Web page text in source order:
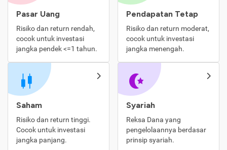
Pasar Uang
Risiko dan return rendah,
cocok untuk investasi
jangka pendek <=1 tahun.
Pendapatan Tetap
Risiko dan return moderat,
cocok untuk investasi
jangka menengah.
Saham
Risiko dan return tinggi.
Cocok untuk investasi
jangka panjang.
Syariah
Reksa Dana yang
pengelolaannya berdasar
prinsip syariah.